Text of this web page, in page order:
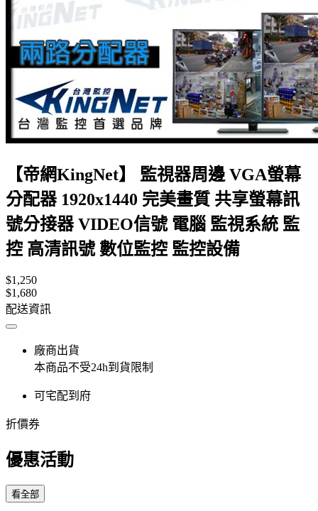
【帝網KingNet】 監視器周邊 VGA螢幕
分配器 1920x1440 完美畫質 共享螢幕訊
號分接器 VIDEO信號 電腦 監視系統 監
控 高清訊號 數位監控 監控設備
$1,250
$1,680
配送資訊
廠商出貨
本商品不受24h到貨限制
可宅配到府
折價券
優惠活動
看全部